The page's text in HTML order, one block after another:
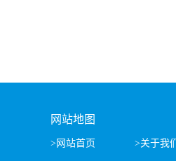
网站地图
>网站首页 >关于我们